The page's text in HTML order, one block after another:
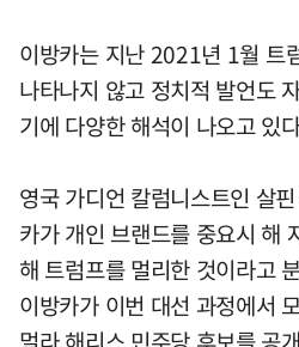
이방카는 지난 2021년 1월 트
나타나지 않고 정치적 발언도
기에 다양한 해석이 나오고 있
영국 가디언 칼럼니스트인 살
카가 개인 브랜드를 중요시 해
해 트럼프를 멀리한 것이라고
이방카가 이번 대선 과정에서